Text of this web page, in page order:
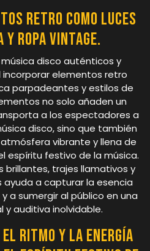
retro como luces
y ropa vintage.
disco auténticos y
incorporar elementos retro
parpadeantes y estilos de
no solo añaden un
a los espectadores a
disco, sino que también
vibrante y llena de
espíritu festivo de la música.
brillantes, trajes llamativos y
a capturar la esencia
a sumergir al público en una
y auditiva inolvidable.
el ritmo y la energía